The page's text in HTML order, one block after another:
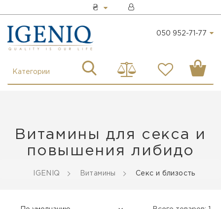
₴
050 952-71-77
Категории
Витамины для секса и
повышения либидо
IGENIQ Витамины Секс и близость